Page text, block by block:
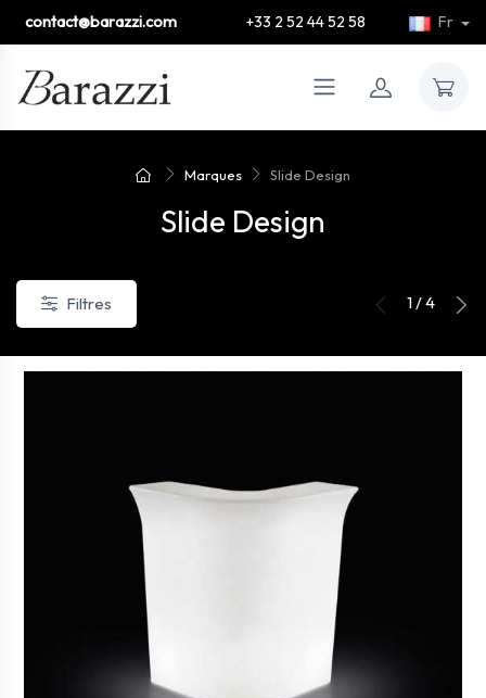
contact@barazzi.com +33 2 52 44 52 58 Fr
Marques Slide Design
Slide Design
Filtres 1 / 4